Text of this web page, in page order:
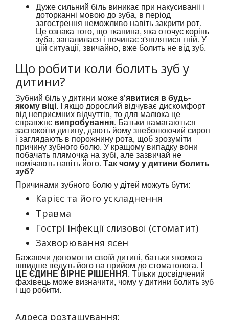
Дуже сильний біль виникає при накусиваніі і
доторканні мовою до зуба, в період
загострення неможливо навіть закрити рот.
Це ознака того, що тканина, яка оточує корінь
зуба, запалилася і починає з'являтися гній. У
цій ситуації, звичайно, вже болить не від зуб.
Що робити коли болить зуб у
дитини?
Зубний біль у дитини можез'явитися в будь-
якому віці. І якщо дорослий відчуває дискомфорт
від неприємних відчуттів, то для малюка це
справжнє випробування. Батьки намагаються
заспокоїти дитину, дають йому знеболюючий сироп
і заглядають в порожнину рота, щоб зрозуміти
причину зубного болю. У кращому випадку вони
побачать плямочка на зубі, але зазвичай не
помічають навіть його. Так чому у дитини болить
зуб?
Причинами зубного болю у дітей можуть бути:
Карієс та його ускладнення
Травма
Гострі інфекції слизової (стоматит)
Захворювання ясен
Бажаючи допомогти своїй дитині, батьки якомога
швидше ведуть його на прийом до стоматолога. І
ЦЕ ЄДИНЕ ВІРНЕ РІШЕННЯ. Тільки досвідчений
фахівець може визначити, чому у дитини болить зуб
і що робити.
Адреса розташування: